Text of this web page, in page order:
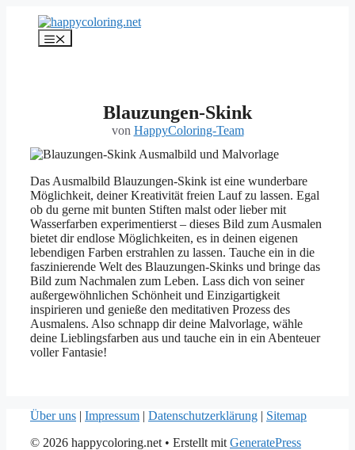
springen
Menü
Blauzungen-Skink
von HappyColoring-Team
Das Ausmalbild Blauzungen-Skink ist eine wunderbare
Möglichkeit, deiner Kreativität freien Lauf zu lassen. Egal
ob du gerne mit bunten Stiften malst oder lieber mit
Wasserfarben experimentierst – dieses Bild zum Ausmalen
bietet dir endlose Möglichkeiten, es in deinen eigenen
lebendigen Farben erstrahlen zu lassen. Tauche ein in die
faszinierende Welt des Blauzungen-Skinks und bringe das
Bild zum Nachmalen zum Leben. Lass dich von seiner
außergewöhnlichen Schönheit und Einzigartigkeit
inspirieren und genieße den meditativen Prozess des
Ausmalens. Also schnapp dir deine Malvorlage, wähle
deine Lieblingsfarben aus und tauche ein in ein Abenteuer
voller Fantasie!
Über uns | Impressum | Datenschutzerklärung | Sitemap
© 2026 happycoloring.net • Erstellt mit GeneratePress